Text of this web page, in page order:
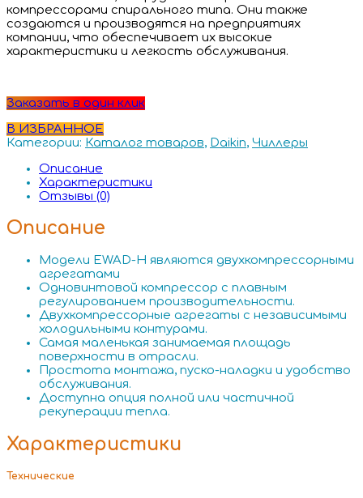
компрессорами спирального типа. Они также
создаются и производятся на предприятиях
компании, что обеспечивает их высокие
характеристики и легкость обслуживания.
Заказать в один клик
В ИЗБРАННОЕ
Категории: Каталог товаров, Daikin, Чиллеры
Описание
Характеристики
Отзывы (0)
Описание
Модели EWAD-H являются двухкомпрессорными
агрегатами
Одновинтовой компрессор с плавным
регулированием производительности.
Двухкомпрессорные агрегаты с независимыми
холодильными контурами.
Самая маленькая занимаемая площадь
поверхности в отрасли.
Простота монтажа, пуско-наладки и удобство
обслуживания.
Доступна опция полной или частичной
рекуперации тепла.
Характеристики
Технические